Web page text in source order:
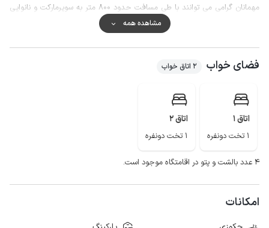
مهمانان گرامی می توانند با طی مسافت حدود 800 متر به سوپرمارکت و نانوایی
کیفیت پوشش شبکه تلفن همراه برای دو اپراتور همراه اول و ایرانسل در مکالمه
خوب و دسترسی به اینترنت به صورت 4g می باشد.
لازم به ذکر است حدود 50 متر مسیر منتهی به اقامتگاه به صورت جاده خاکی می
منطقه اربه کله، قلعه مارکوه، جنگل دالخانی، ییلاق‌ زیبای جنت رودبار و ... بخشی از
جاذبه های طبیعی و گردشگری رامسر زیبا می باشد.
مشاهده همه
فضای خواب 2 اتاق خواب
اتاق 1
1 تخت دونفره
اتاق 2
1 تخت دونفره
۴ عدد بالشت و پتو در اقامتگاه موجود است.
امکانات